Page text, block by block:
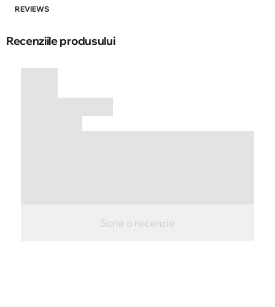
REVIEWS
Recenziile produsului
Scrie o recenzie